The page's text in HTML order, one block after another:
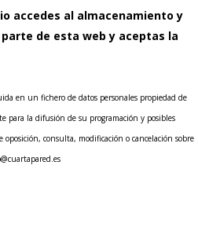
accedes al almacenamiento y
de esta web y aceptas la
en un fichero de datos personales propiedad de
para la difusión de su programación y posibles
oposición, consulta, modificación o cancelación sobre